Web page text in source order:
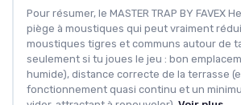
Pour résumer, le MASTER TRAP BY FAVEX
piège à moustiques qui peut vraiment
moustiques tigres et communs autour de
seulement si tu joues le jeu : bon
humide), distance correcte de la terrasse
fonctionnement quasi continu et un